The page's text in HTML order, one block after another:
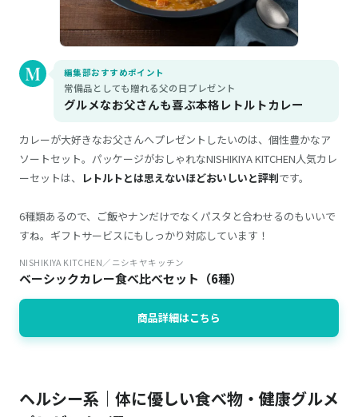
編集部おすすめポイント
常備品としても贈れる父の日プレゼント
グルメなお父さんも喜ぶ本格レトルトカレー
カレーが大好きなお父さんへプレゼントしたいのは、個性豊かなア
ソートセット。パッケージがおしゃれなNISHIKIYA KITCHEN人気カレ
ーセットは、
レトルトとは思えないほどおいしいと評判です。
6種類あるので、ご飯やナンだけでなくパスタと合わせるのもいいで
すね。ギフトサービスにもしっかり対応しています！
NISHIKIYA KITCHEN／ニシキヤキッチン
ベーシックカレー食べ比べセット（6種）
商品詳細はこちら
ヘルシー系｜体に優しい食べ物・健康グルメ